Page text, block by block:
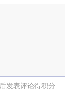
后发表评论得积分